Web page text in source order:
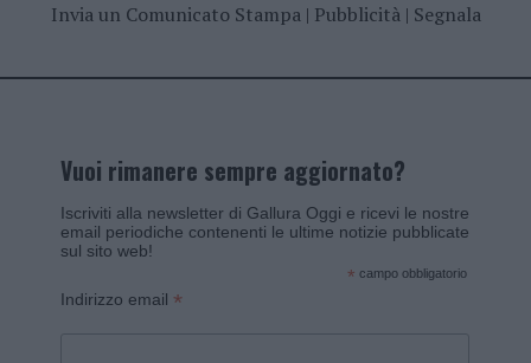
Invia un Comunicato Stampa| Pubblicità| Segnala
Vuoi rimanere sempre aggiornato?
Iscriviti alla newsletter di Gallura Oggi e ricevi le nostre
email periodiche contenenti le ultime notizie pubblicate
sul sito web!
* campo obbligatorio
Indirizzo email *